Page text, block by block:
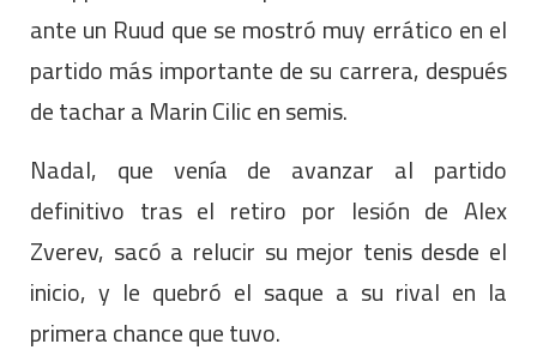
ante un Ruud que se mostró muy errático en el
partido más importante de su carrera, después
de tachar a Marin Cilic en semis.
Nadal, que venía de avanzar al partido
definitivo tras el retiro por lesión de Alex
Zverev, sacó a relucir su mejor tenis desde el
inicio, y le quebró el saque a su rival en la
primera chance que tuvo.